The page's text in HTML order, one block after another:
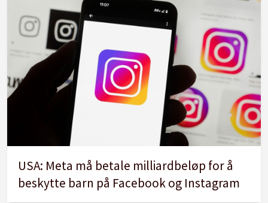
USA: Meta må betale milliardbeløp for å
beskytte barn på Facebook og Instagram